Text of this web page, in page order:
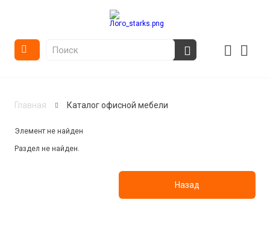
Главная Каталог офисной мебели
Элемент не найден
Раздел не найден.
Назад